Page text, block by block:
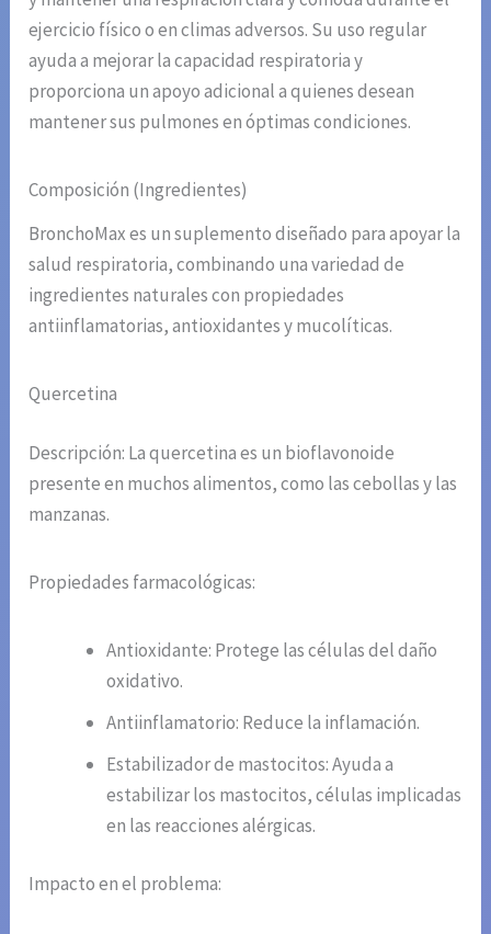
ejercicio físico o en climas adversos. Su uso regular
ayuda a mejorar la capacidad respiratoria y
proporciona un apoyo adicional a quienes desean
mantener sus pulmones en óptimas condiciones.
Composición (Ingredientes)
BronchoMax es un suplemento diseñado para apoyar la
salud respiratoria, combinando una variedad de
ingredientes naturales con propiedades
antiinflamatorias, antioxidantes y mucolíticas.
Quercetina
Descripción: La quercetina es un bioflavonoide
presente en muchos alimentos, como las cebollas y las
manzanas.
Propiedades farmacológicas:
Antioxidante: Protege las células del daño
oxidativo.
Antiinflamatorio: Reduce la inflamación.
Estabilizador de mastocitos: Ayuda a
estabilizar los mastocitos, células implicadas
en las reacciones alérgicas.
Impacto en el problema: